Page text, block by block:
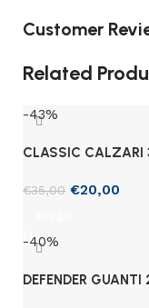
Customer
Related
-43%
CLASSIC CALZARI
€35,00 €20,00
-40%
DEFENDER